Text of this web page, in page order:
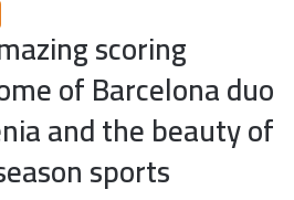
scoring
of Barcelona duo
and the beauty of
sports